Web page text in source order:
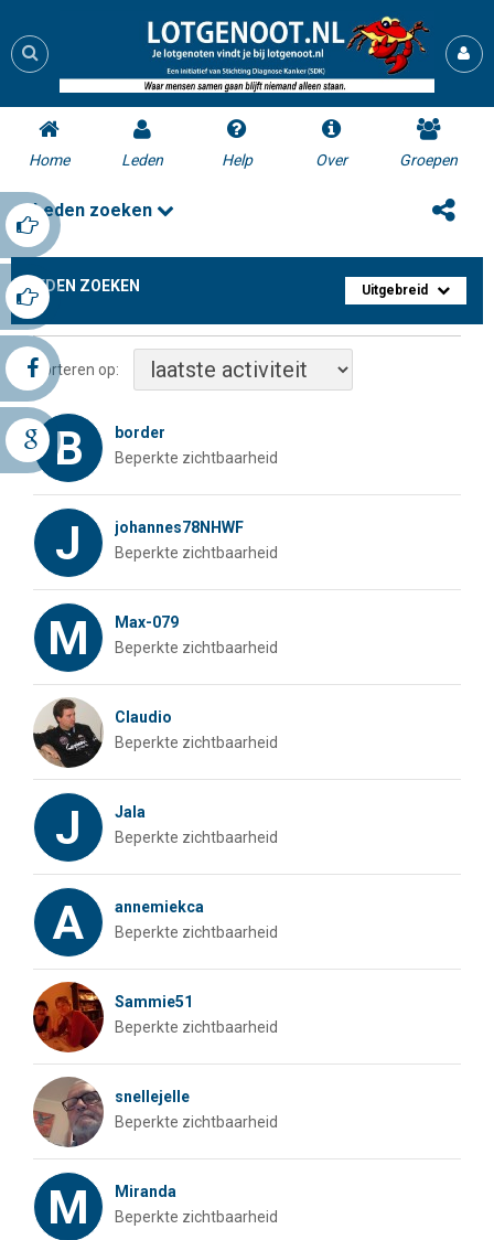
Home Leden Help Over Groepen
Leden zoeken
LEDEN ZOEKEN Uitgebreid
Sorteren op:
B
border
Beperkte zichtbaarheid
J
johannes78NHWF
Beperkte zichtbaarheid
M
Max-079
Beperkte zichtbaarheid
Claudio
Beperkte zichtbaarheid
J
Jala
Beperkte zichtbaarheid
A
annemiekca
Beperkte zichtbaarheid
Sammie51
Beperkte zichtbaarheid
snellejelle
Beperkte zichtbaarheid
M
Miranda
Beperkte zichtbaarheid